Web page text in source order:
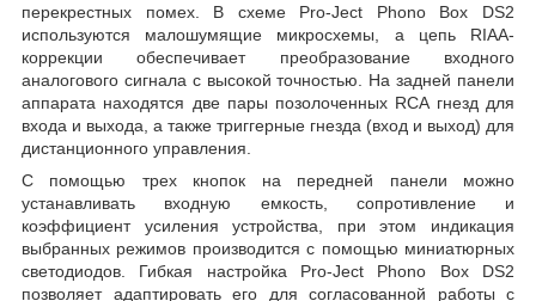
перекрестных помех. В схеме Pro-Ject Phono Box DS2
используются малошумящие микросхемы, а цепь RIAA-
коррекции обеспечивает преобразование входного
аналогового сигнала с высокой точностью. На задней панели
аппарата находятся две пары позолоченных RCA гнезд для
входа и выхода, а также триггерные гнезда (вход и выход) для
дистанционного управления.
С помощью трех кнопок на передней панели можно
устанавливать входную емкость, сопротивление и
коэффициент усиления устройства, при этом индикация
выбранных режимов производится с помощью миниатюрных
светодиодов. Гибкая настройка Pro-Ject Phono Box DS2
позволяет адаптировать его для согласованной работы с